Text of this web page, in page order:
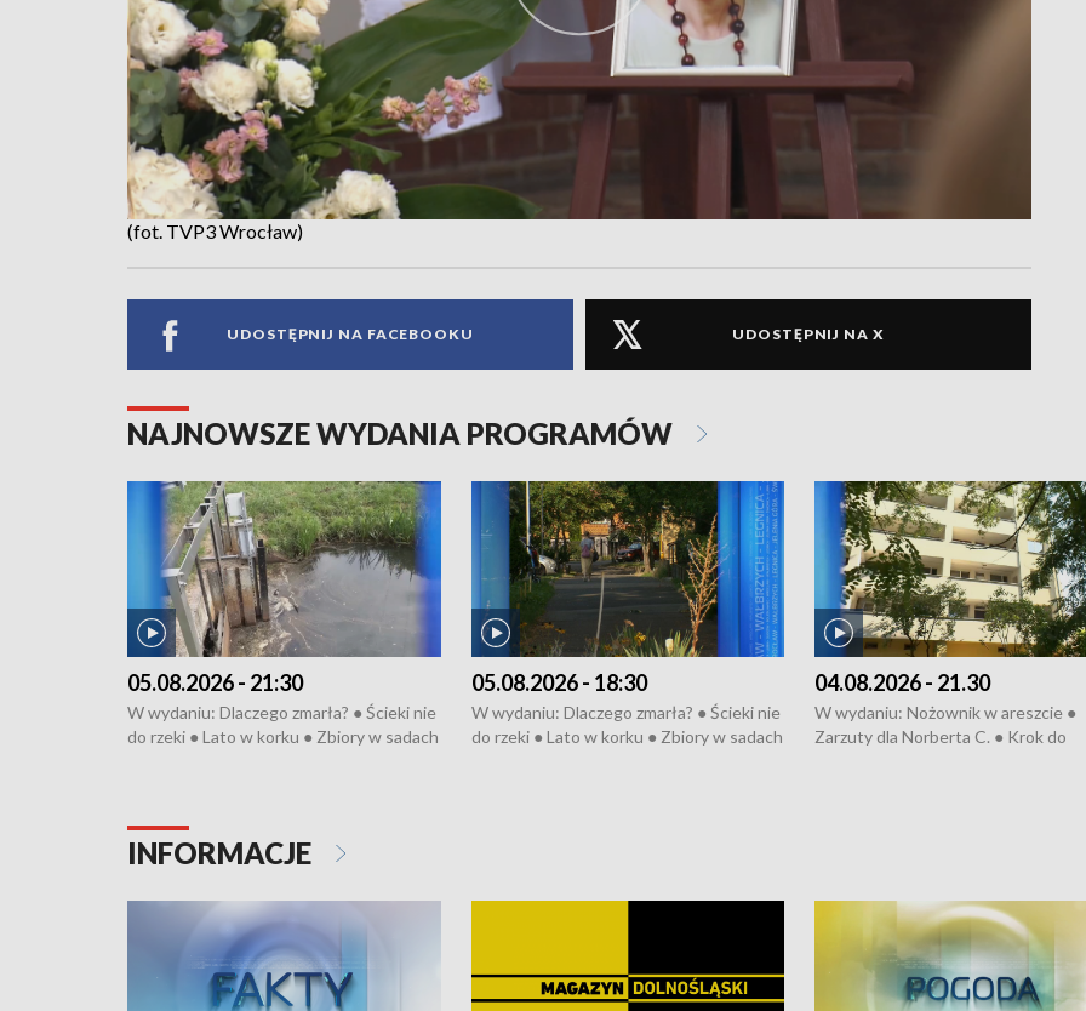
(fot. TVP3 Wrocław)
UDOSTĘPNIJ NA FACEBOOKU UDOSTĘPNIJ NA X
NAJNOWSZE WYDANIA PROGRAMÓW
05.08.2026 - 21:30
W wydaniu: Dlaczego zmarła? ● Ścieki nie
do rzeki ● Lato w korku ● Zbiory w sadach
05.08.2026 - 18:30
W wydaniu: Dlaczego zmarła? ● Ścieki nie
do rzeki ● Lato w korku ● Zbiory w sadach
04.08.2026 - 21.30
W wydaniu: Nożownik w areszcie ●
Zarzuty dla Norberta C. ● Krok do
INFORMACJE